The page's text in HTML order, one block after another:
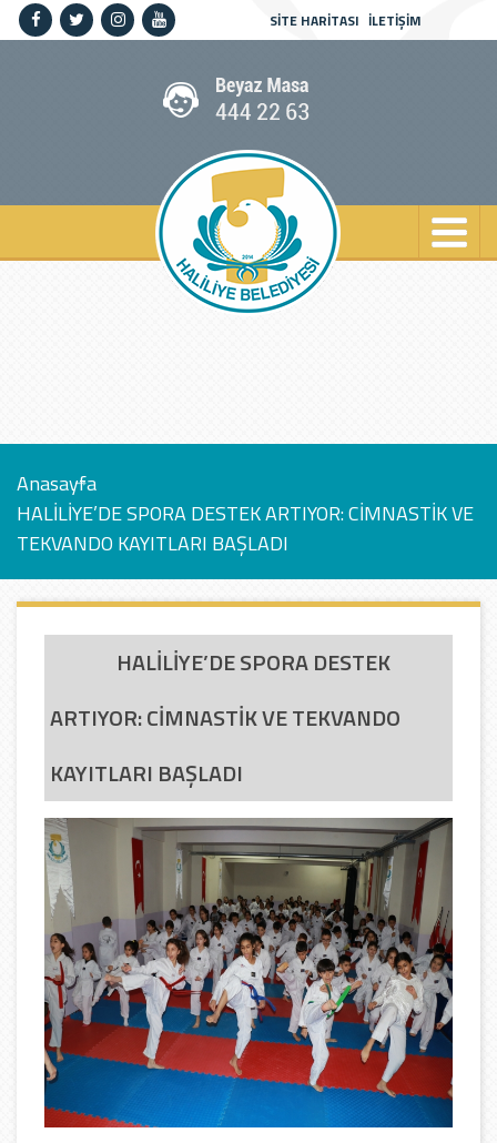
SİTE HARİTASI İLETİŞİM
Anasayfa
HALİLİYE’DE SPORA DESTEK ARTIYOR: CİMNASTİK VE
TEKVANDO KAYITLARI BAŞLADI
HALİLİYE’DE SPORA DESTEK
ARTIYOR: CİMNASTİK VE TEKVANDO
KAYITLARI BAŞLADI